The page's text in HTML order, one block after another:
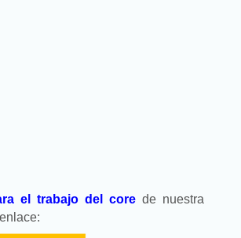
el trabajo del core de nuestra